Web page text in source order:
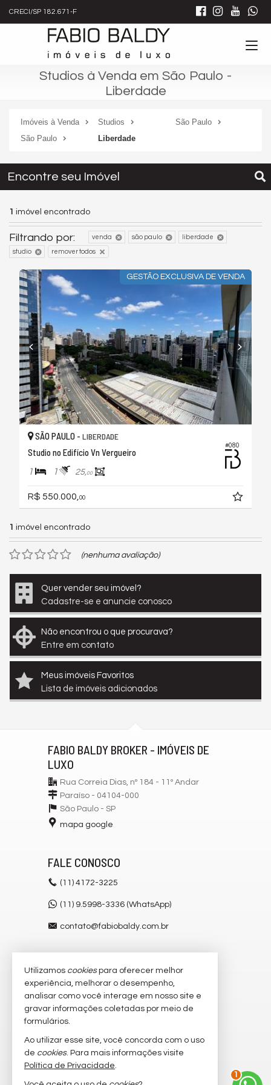
CRECI/SP 182.671-F
Studios à Venda em São Paulo -
Liberdade
Imóveis à Venda Studios
São Paulo
São Paulo
Liberdade
Encontre seu Imóvel
1 imóvel encontrado
Filtrando por: venda são paulo liberdade
studio remover todos
GESTÃO EXCLUSIVA DE VENDA
#080
SÃO PAULO - LIBERDADE
Studio no Edifício Vn Vergueiro
1 1 25,00
R$ 550.000, 00
1 imóvel encontrado
(nenhuma avaliação)
Quer vender seu imóvel?
Cadastre-se e anuncie conosco
Não encontrou o que procurava?
Entre em contato
Meus imóveis Favoritos
Lista de imóveis adicionados
FABIO BALDY BROKER - IMÓVEIS DE
LUXO
Rua Correia Dias, nº 184 - 11º Andar
Paraíso - 04104-000
São Paulo - SP
mapa google
FALE CONOSCO
(11) 4172-3225
(11) 9.5998-3336 (WhatsApp)
contato@fabiobaldy.com.br
VEJA MAIS
receba nosso newsletter
imóveis favoritos
mapa de imóveis
1
Utilizamos cookiespara oferecer melhor
experiência, melhorar o desempenho,
analisar como você interage em nosso site e
gravar informações coletadas por meio de
formulários.
Ao utilizar esse site, você concorda com o uso
de cookies. Para mais informações visite
Política de Privacidade.